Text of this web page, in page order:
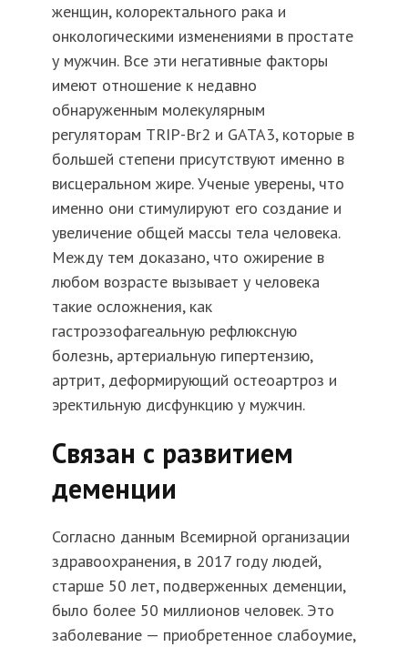
женщин, колоректального рака и
онкологическими изменениями в простате
у мужчин. Все эти негативные факторы
имеют отношение к недавно
обнаруженным молекулярным
регуляторам TRIP-Br2 и GATA3, которые в
большей степени присутствуют именно в
висцеральном жире. Ученые уверены, что
именно они стимулируют его создание и
увеличение общей массы тела человека.
Между тем доказано, что ожирение в
любом возрасте вызывает у человека
такие осложнения, как
гастроэзофагеальную рефлюксную
болезнь, артериальную гипертензию,
артрит, деформирующий остеоартроз и
эректильную дисфункцию у мужчин.
Связан с развитием
деменции
Согласно данным Всемирной организации
здравоохранения, в 2017 году людей,
старше 50 лет, подверженных деменции,
было более 50 миллионов человек. Это
заболевание — приобретенное слабоумие,